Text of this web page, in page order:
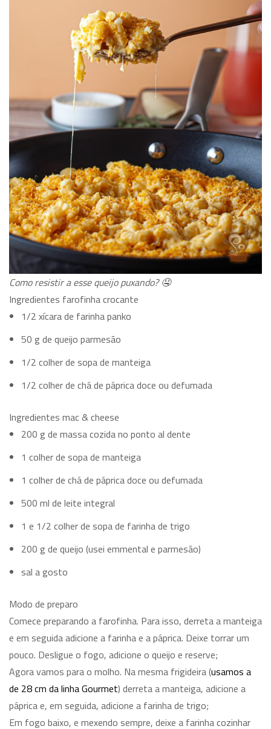
Como resistir a esse queijo puxando? 🤤
Ingredientes farofinha crocante
1/2 xícara de farinha panko
50 g de queijo parmesão
1/2 colher de sopa de manteiga
1/2 colher de chá de páprica doce ou defumada
Ingredientes mac & cheese
200 g de massa cozida no ponto al dente
1 colher de sopa de manteiga
1 colher de chá de páprica doce ou defumada
500 ml de leite integral
1 e 1/2 colher de sopa de farinha de trigo
200 g de queijo (usei emmental e parmesão)
sal a gosto
Modo de preparo
Comece preparando a farofinha. Para isso, derreta a manteiga
e em seguida adicione a farinha e a páprica. Deixe torrar um
pouco. Desligue o fogo, adicione o queijo e reserve;
Agora vamos para o molho. Na mesma frigideira (usamos a
de 28 cm da linha Gourmet) derreta a manteiga, adicione a
páprica e, em seguida, adicione a farinha de trigo;
Em fogo baixo, e mexendo sempre, deixe a farinha cozinhar